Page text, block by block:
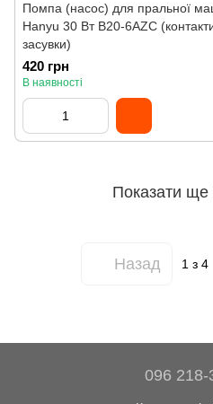
Помпа (насос) для пральної
Hanyu 30 Вт B20-6AZC
засувки)
420 грн
В наявності
Показати ще
Назад 1 з 4
096 218-